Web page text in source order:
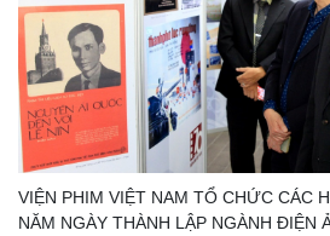
VIỆN PHIM VIỆT NAM TỔ CHỨC CÁC
NĂM NGÀY THÀNH LẬP NGÀNH ĐIỆN